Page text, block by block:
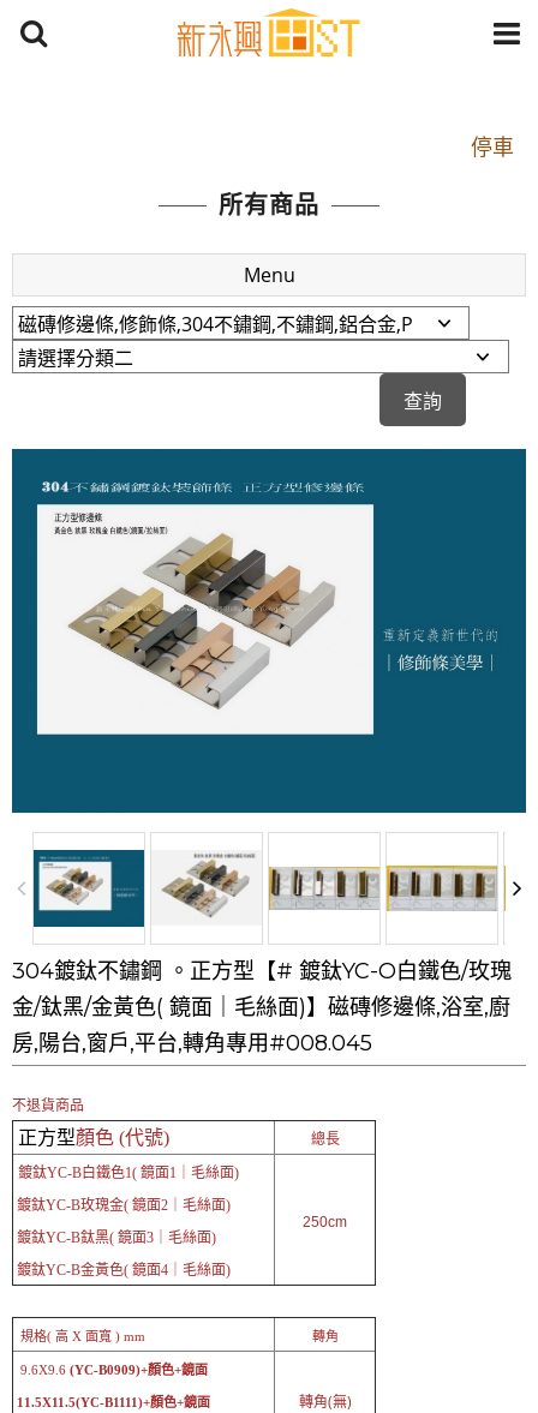
停車
捷運： 中和線【頂溪站 2 號出口】往中山路1段139
原Line已滿 無法加Line好友 請親愛的客戶加入
LINE官方帳號@a0975005573
開車：中山路1段 到永平路路口(樂華夜市口)門口可
停車
捷運： 中和線【頂溪站 2 號出口】往中山路1段139
號約10分鐘
原Line已滿 無法加Line好友 請親愛的客戶加入
LINE官方帳號@a0975005573
所有商品
Menu
304鍍鈦不鏽鋼 。正方型【# 鍍鈦YC-O白鐵色/玫瑰
金/鈦黑/金黃色( 鏡面｜毛絲面)】磁磚修邊條,浴室,廚
房,陽台,窗戶,平台,轉角專用#008.045
不退貨商品
正方型顏色 (代號)
總長
鍍鈦YC-B白鐵色1( 鏡面1｜毛絲面)
鍍鈦YC-B玫瑰金( 鏡面2｜毛絲面)
鍍鈦YC-B鈦黑( 鏡面3｜毛絲面)
鍍鈦YC-B金黃色( 鏡面4｜毛絲面)
250cm
規格( 高 X 面寬 ) mm 轉角
9.6X9.6 (YC-B0909)+顏色+鏡面
11.5X11.5(YC-B1111)+顏色+鏡面 轉角(無)